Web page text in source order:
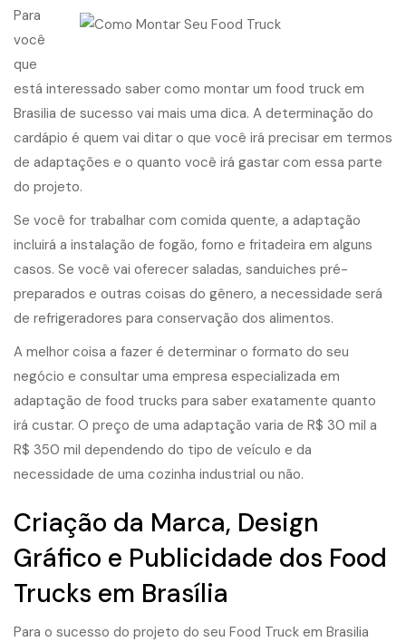
Para
você
que
está interessado saber como montar um food truck em
Brasilia de sucesso vai mais uma dica. A determinação do
cardápio é quem vai ditar o que você irá precisar em termos
de adaptações e o quanto você irá gastar com essa parte
do projeto.
Se você for trabalhar com comida quente, a adaptação
incluirá a instalação de fogão, forno e fritadeira em alguns
casos. Se você vai oferecer saladas, sanduiches pré-
preparados e outras coisas do gênero, a necessidade será
de refrigeradores para conservação dos alimentos.
A melhor coisa a fazer é determinar o formato do seu
negócio e consultar uma empresa especializada em
adaptação de food trucks para saber exatamente quanto
irá custar. O preço de uma adaptação varia de R$ 30 mil a
R$ 350 mil dependendo do tipo de veículo e da
necessidade de uma cozinha industrial ou não.
Criação da Marca, Design
Gráfico e Publicidade dos Food
Trucks em Brasília
Para o sucesso do projeto do seu Food Truck em Brasilia